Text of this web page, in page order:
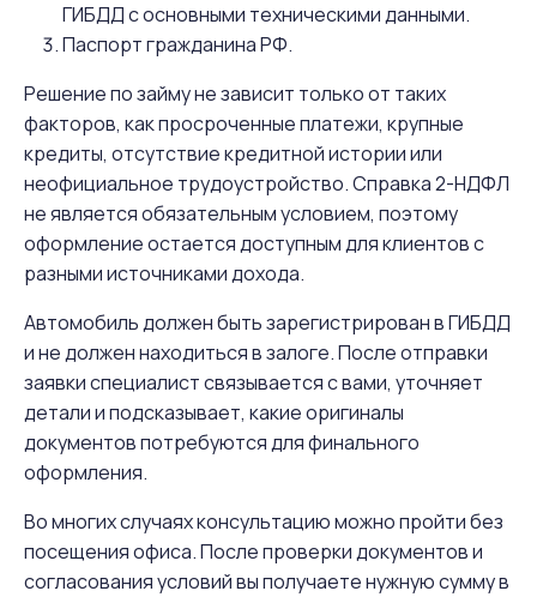
ГИБДД с основными техническими данными.
Паспорт гражданина РФ.
Решение по займу не зависит только от таких
факторов, как просроченные платежи, крупные
кредиты, отсутствие кредитной истории или
неофициальное трудоустройство. Справка 2-НДФЛ
не является обязательным условием, поэтому
оформление остается доступным для клиентов с
разными источниками дохода.
Автомобиль должен быть зарегистрирован в ГИБДД
и не должен находиться в залоге. После отправки
заявки специалист связывается с вами, уточняет
детали и подсказывает, какие оригиналы
документов потребуются для финального
оформления.
Во многих случаях консультацию можно пройти без
посещения офиса. После проверки документов и
согласования условий вы получаете нужную сумму в